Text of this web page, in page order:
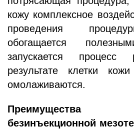
кожу комплексное
проведения
обогащается
запускается процесс
результате клетки
омолаживаются.
Преимущества
безинъекционной